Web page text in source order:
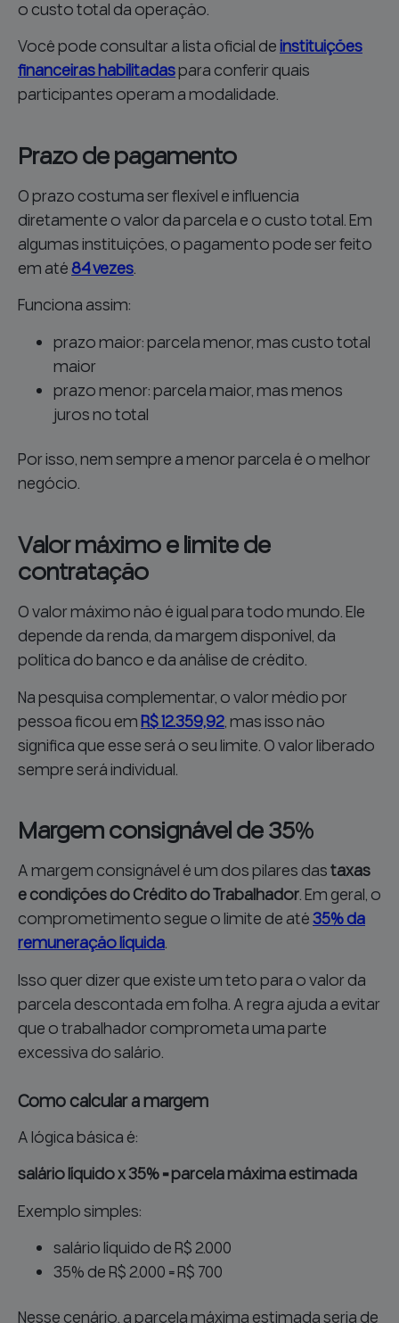
o custo total da operação.
Você pode consultar a lista oficial deinstituições
financeiras habilitadaspara conferir quais
participantes operam a modalidade.
Prazo de pagamento
O prazo costuma ser flexível e influencia
diretamente o valor da parcela e o custo total. Em
algumas instituições, o pagamento pode ser feito
em até84 vezes.
Funciona assim:
prazo maior: parcela menor, mas custo total
maior
prazo menor: parcela maior, mas menos
juros no total
Por isso, nem sempre a menor parcela é o melhor
negócio.
Valor máximo e limite de
contratação
O valor máximo não é igual para todo mundo. Ele
depende da renda, da margem disponível, da
política do banco e da análise de crédito.
Na pesquisa complementar, o valor médio por
pessoa ficou emR$ 12.359,92, mas isso não
significa que esse será o seu limite. O valor liberado
sempre será individual.
Margem consignável de 35%
A margem consignável é um dos pilares dastaxas
e condições do Crédito do Trabalhador. Em geral, o
comprometimento segue o limite de até35% da
remuneração líquida.
Isso quer dizer que existe um teto para o valor da
parcela descontada em folha. A regra ajuda a evitar
que o trabalhador comprometa uma parte
excessiva do salário.
Como calcular a margem
A lógica básica é:
salário líquido x 35% = parcela máxima estimada
Exemplo simples:
salário líquido de R$ 2.000
35% de R$ 2.000 = R$ 700
Nesse cenário, a parcela máxima estimada seria de